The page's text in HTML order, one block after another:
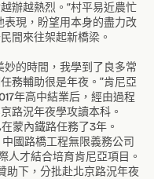
辦越熱烈。“村平易近農忙
表現，盼望用本身的盡力改
間來往架起新橋梁。
的時間，我學到了良多常
務輔助很是年夜。”肯尼亞
年高中結業后，經由過程
路況年夜學攻讀本科。
蒙內鐵路任務了3年。
國路橋工程無限義務公司
人才結合培育肯尼亞項目。
助下，分批赴北京路況年夜